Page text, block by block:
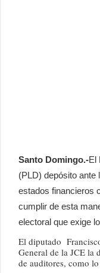
Santo Domingo.-El
(PLD) depósito ante
estados financieros
cumplir de esta
electoral que exige
El diputado
General de la JCE la
de auditores, como